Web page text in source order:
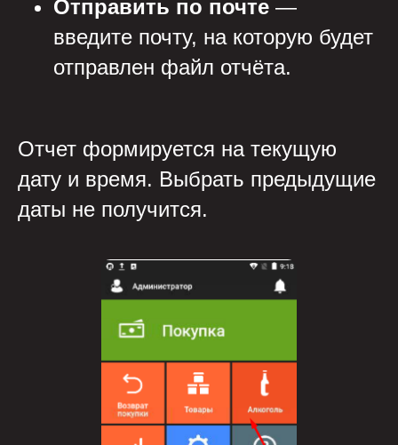
Отправить по почте —
введите почту, на которую будет
отправлен файл отчёта.
Отчет формируется на текущую
дату и время. Выбрать предыдущие
даты не получится.